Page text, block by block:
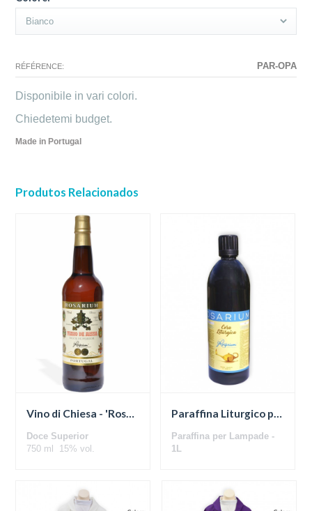
RÉFÉRENCE: PAR-OPA
Disponibile in vari colori.
Chiedetemi budget.
Made in Portugal
Produtos Relacionados
Doce Superior
750 ml 15% vol.
Paraffina per Lampade -
1L